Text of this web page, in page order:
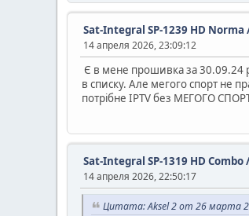
Sat-Integral SP-1239 HD
14 апреля 2026, 23:09:12
Є в мене прошивка за 30.09.24
в списку. Але мегого спорт не
потрібне IPTV без МЕГОГО
Sat-Integral SP-1319 HD
14 апреля 2026, 22:50:17
Цитата: Aksel 2 от 26 марта